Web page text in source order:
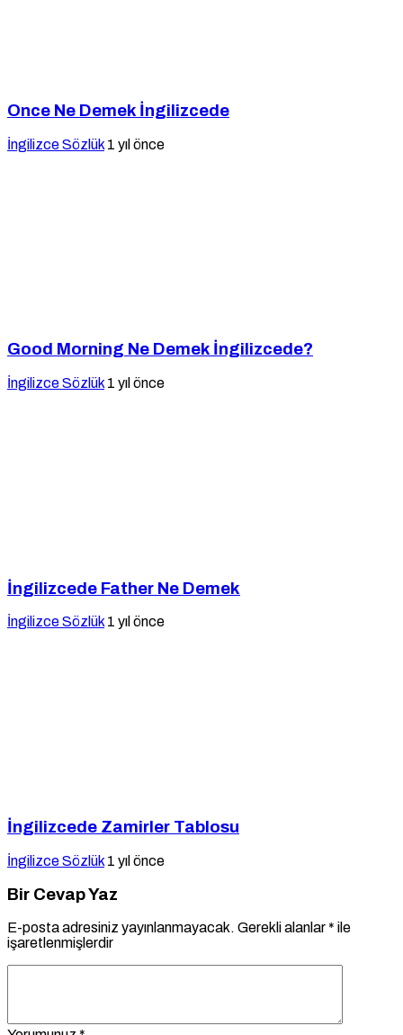
Once Ne Demek İngilizcede
İngilizce Sözlük 1 yıl önce
Good Morning Ne Demek İngilizcede?
İngilizce Sözlük 1 yıl önce
İngilizcede Father Ne Demek
İngilizce Sözlük 1 yıl önce
İngilizcede Zamirler Tablosu
İngilizce Sözlük 1 yıl önce
Bir Cevap Yaz
E-posta adresiniz yayınlanmayacak. Gerekli alanlar* ile
işaretlenmişlerdir